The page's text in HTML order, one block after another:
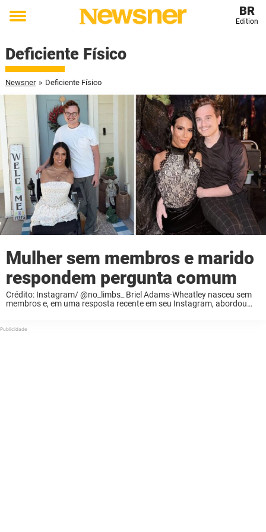
Toggle
BR
Edition
Deficiente Físico
Newsner » Deficiente Físico
Mulher sem membros e marido
respondem pergunta comum
Crédito: Instagram/ @no_limbs_ Briel Adams-Wheatley nasceu sem
membros e, em uma resposta recente em seu Instagram, abordou